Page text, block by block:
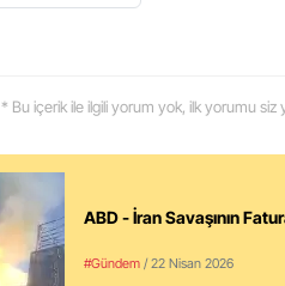
* Bu içerik ile ilgili yorum yok, ilk yorumu siz
ABD - İran Savaşının
#Gündem / 22 Nisan 2026